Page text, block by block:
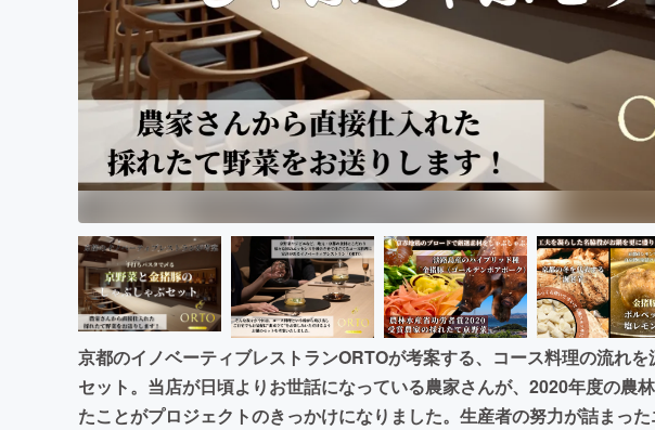
CAMPFIRE
CAMPFIRE
京都のイノベーティブレストランORTOが考案する、コース料理の流れ
セット。当店が日頃よりお世話になっている農家さんが、2020年度の農
たことがプロジェクトのきっかけになりました。生産者の努力が詰まっ